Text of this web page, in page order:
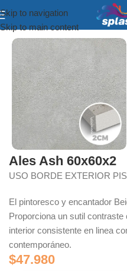
Skip to navigation
Skip to main content
Inicio Porcelanato Bordes,
Ales Ash 60x60x2
USO BORDE EXTERIOR
El pintoresco y encantador
Proporciona un sutil
interior consistente en linea
contemporáneo.
$47.980